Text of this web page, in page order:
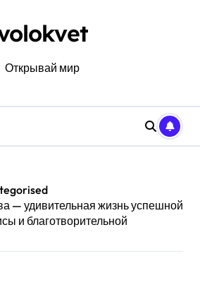
Открывай мир
— удивительная жизнь успешной
и благотворительной